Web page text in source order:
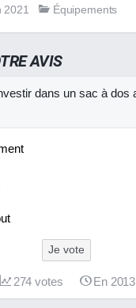
2021 Équipements
AVIS
dans un sac à dos
Je vote
274 votes En 2013